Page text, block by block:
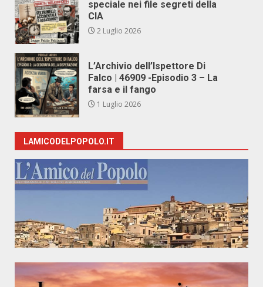
speciale nei file segreti della
CIA
2 Luglio 2026
L’Archivio dell’Ispettore Di
Falco | 46909 -Episodio 3 – La
farsa e il fango
1 Luglio 2026
LAMICODELPOPOLO.IT